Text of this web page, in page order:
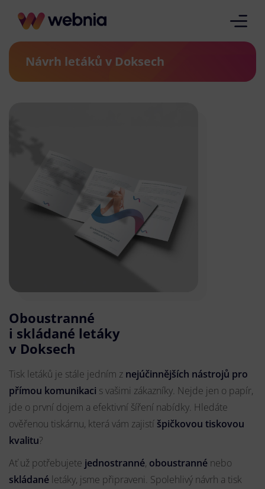
Návrh letáků v Doksech
Oboustranné
i skládané letáky
v Doksech
Tisk letáků je stále jedním z nejúčinnějších nástrojů pro
přímou komunikaci s vašimi zákazníky. Nejde jen o papír,
jde o první dojem a efektivní šíření nabídky. Hledáte
ověřenou tiskárnu, která vám zajistí špičkovou tiskovou
kvalitu?
Ať už potřebujete jednostranné, oboustranné nebo
skládané letáky, jsme připraveni. Spolehlivý návrh a tisk